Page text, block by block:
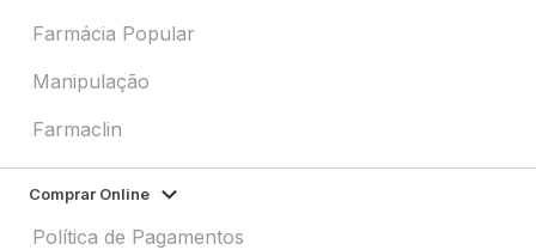
Farmácia Popular
Manipulação
Farmaclin
Comprar Online
Política de Pagamentos